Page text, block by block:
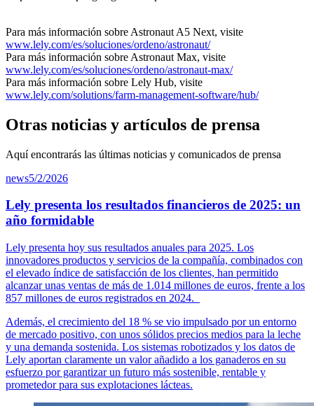
Para más información sobre Astronaut A5 Next, visite
www.lely.com/es/soluciones/ordeno/astronaut/
Para más información sobre Astronaut Max, visite
www.lely.com/es/soluciones/ordeno/astronaut-max/
Para más información sobre Lely Hub, visite
www.lely.com/solutions/farm-management-software/hub/
Otras noticias y artículos de prensa
Aquí encontrarás las últimas noticias y comunicados de prensa
news5/2/2026
Lely presenta los resultados financieros de 2025: un
año formidable
Lely presenta hoy sus resultados anuales para 2025. Los
innovadores productos y servicios de la compañía, combinados con
el elevado índice de satisfacción de los clientes, han permitido
alcanzar unas ventas de más de 1.014 millones de euros, frente a los
857 millones de euros registrados en 2024.
Además, el crecimiento del 18 % se vio impulsado por un entorno
de mercado positivo, con unos sólidos precios medios para la leche
y una demanda sostenida. Los sistemas robotizados y los datos de
Lely aportan claramente un valor añadido a los ganaderos en su
esfuerzo por garantizar un futuro más sostenible, rentable y
prometedor para sus explotaciones lácteas.